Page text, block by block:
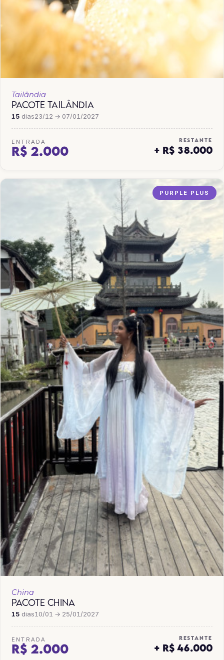
Tailândia
PACOTE TAILÂNDIA
15 dias23/12 → 07/01/2027
ENTRADA
R$ 2.000
RESTANTE
+ R$ 38.000
PURPLE PLUS
China
PACOTE CHINA
15 dias10/01 → 25/01/2027
ENTRADA
R$ 2.000
RESTANTE
+ R$ 46.000